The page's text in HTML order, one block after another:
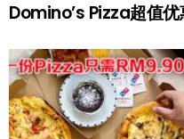
Domino’s Pizza超值